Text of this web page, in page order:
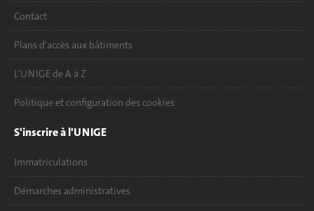
Contact
Plans d'accès aux bâtiments
L'UNIGE de A à Z
Politique et configuration des cookies
S'inscrire à l'UNIGE
Immatriculations
Démarches administratives